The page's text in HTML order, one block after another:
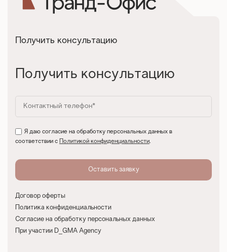
Получить консультацию
Получить консультацию
Я даю согласие на обработку персональных данных в
соответствии с
Политикой конфиденциальности.
Договор оферты
Политика конфиденциальности
Согласие на обработку персональных данных
При участии D_GMA Agency